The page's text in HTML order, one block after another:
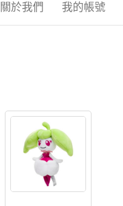
關於我們 我的帳號